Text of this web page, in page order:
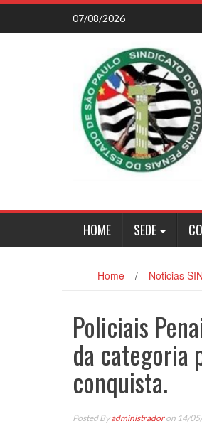
Skip
content
07/08/2026
HOME SEDE
Home / Noticias
Policiais
da categoria
conquista.
Posted Byadministradoron 14/